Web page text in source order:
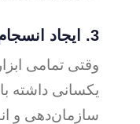
3. ایجاد
وقتی تمامی
یکسانی داشته
سازمان‌دهی و